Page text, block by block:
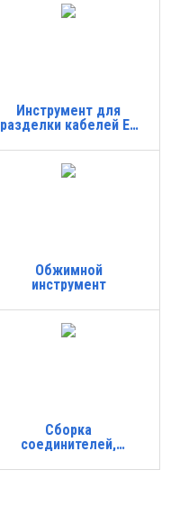
Инструмент для
разделки кабелей EZ
Обжимной
инструмент
Сборка
соединителей,
крышек